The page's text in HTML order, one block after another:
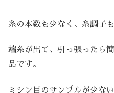
糸の本数も少なく、糸調子
端糸が出て、引っ張ったら
品です。
ミシン目のサンプルが少な